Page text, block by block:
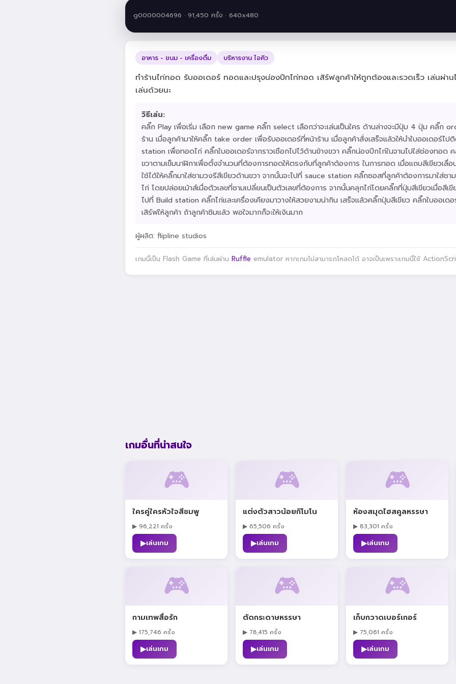
g0000004696 · 91,450 ครั้ง · 640x480
อาหาร - ขนม - เครื่องดื่ม บริหารงาน ไอคิว
ทำร้านไก่ทอด รับออเดอร์ ทอดและปรุงน่องปีกไก่ทอด เสิร์ฟลูกค้าให้ถูกต้องและรวดเร็ว เล่นผ่าน
เล่นด้วยนะ
วิธีเล่น:
คลิ๊ก Play เพื่อเริ่ม เลือก new game คลิ๊ก select เลือกว่าจะเล่นเป็นใคร ด้านล่างจะมีปุ่ม 4 ปุ่ม คลิ๊ก
ร้าน เมื่อลูกค้ามาให้คลิ๊ก take order เพื่อรับออเดอร์ที่หน้าร้าน เมื่อลูกค้าสั่งเสร็จแล้วให้นำใบออเดอร์ไ
station เพื่อทอดไก่ คลิ๊กใบออเดอร์จากราวเชือกไปไว้ด้านข้างขวา คลิ๊กน่องปีกไก่ในจานไปใส่ช่องทอด
ขวาตามเข็มนาฬิกาเพื่อตั้งจำนวนที่ต้องการทอดให้ตรงกับที่ลูกค้าต้องการ ในการทอด เมื่อแถบสีเขียวเลื่
ใช้ได้ให้คลิ๊กมาใส่ชามวงรีสีเขียวด้านขวา จากนั้นจะไปที่ sauce station คลิ๊กซอสที่ลูกค้าต้องการมาใส่ชา
ไก่ โดยปล่อยเม้าส์เมื่อตัวเลขที่ชามเปลี่ยนเป็นตัวเลขที่ต้องการ จากนั้นคลุกไก่โดยคลิ๊กที่ปุ่มสีเขียวเมื่อสี
ไปที่ Build station คลิ๊กไก่และเครื่องเคียงมาวางให้สวยงามน่ากิน เสร็จแล้วคลิ๊กปุ่มสีเขียว คลิ๊กใบออเด
เสิร์ฟให้ลูกค้า ถ้าลูกค้าชิมแล้ว พอใจมากก็จะให้เงินมาก
ผู้ผลิต: flipline studios
เกมนี้เป็น Flash Game ที่เล่นผ่าน Ruffle emulator หากเกมไม่สามารถโหลดได้ อาจเป็นเพราะเกมนี้ใช้
เกมอื่นที่น่าสนใจ
🎮
ใครคู่ใครหัวใจสีชมพู
▶ 96,221 ครั้ง
▶เล่นเกม
🎮
แต่งตัวสาวน้อยกิโมโน
▶ 65,506 ครั้ง
▶เล่นเกม
🎮
ห้องสมุดไฮสคูลหรรษา
▶ 83,301 ครั้ง
▶เล่นเกม
🎮
กามเทพสื่อรัก
▶ 175,746 ครั้ง
▶เล่นเกม
🎮
ตัดกระดาษหรรษา
▶ 78,415 ครั้ง
▶เล่นเกม
🎮
เก็บกวาดเบอร์เกอร์
▶ 75,061 ครั้ง
▶เล่นเกม